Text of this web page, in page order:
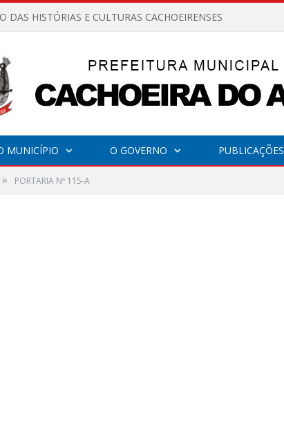
DAS HISTÓRIAS E CULTURAS CACHOEIRENSES
MUNICÍPIO O GOVERNO PUBLICAÇÕES
» PORTARIA Nº 115-A